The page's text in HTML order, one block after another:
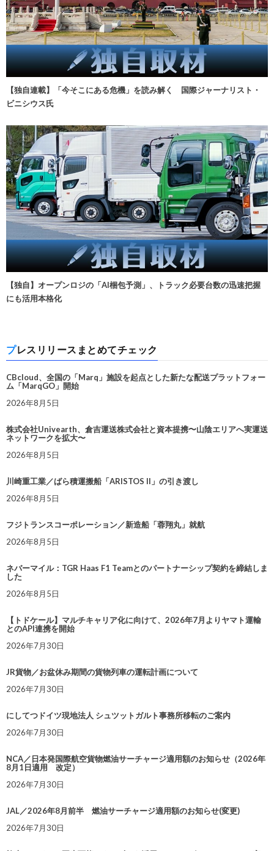
【独自連載】「今そこにある危機」を読み解く 国際ジャーナリスト・
ビニシウス氏
【独自】オープンロジの「AI梱包予測」、トラック必要台数の迅速把握
にも活用本格化
プレスリリースまとめてチェック
CBcloud、全国の「Marq」施設を起点とした新たな配送プラットフォー
ム「MarqGO」開始
2026年8月5日
株式会社Univearth、倉吉運送株式会社と資本提携〜山陰エリアへ実運送
ネットワークを拡大〜
2026年8月5日
川崎重工業／ばら積運搬船「ARISTOS II」の引き渡し
2026年8月5日
フジトランスコーポレーション／新造船「蓉翔丸」就航
2026年8月5日
ネバーマイル：TGR Haas F1 Teamとのパートナーシップ契約を締結しま
した
2026年8月5日
【トドケール】マルチキャリア化に向けて、2026年7月よりヤマト運輸
とのAPI連携を開始
2026年7月30日
JR貨物／お盆休み期間の貨物列車の運転計画について
2026年7月30日
にしてつドイツ現地法人 シュツットガルト事務所移転のご案内
2026年7月30日
NCA／日本発国際航空貨物燃油サーチャージ適用額のお知らせ（2026年
8月1日適用 改定）
2026年7月30日
JAL／2026年8月前半 燃油サーチャージ適用額のお知らせ(変更)
2026年7月30日